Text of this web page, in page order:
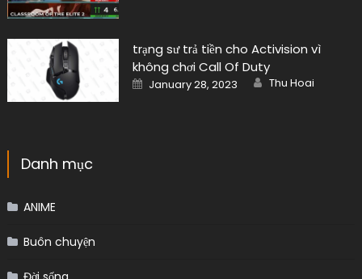
trạng sư trả tiền cho Activision vì
không chơi Call Of Duty
Posted
on
January 28, 2023 Author
Thu Hoai
Danh mục
ANIME
Buôn chuyện